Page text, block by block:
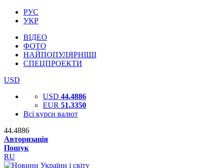
РУС
УКР
ВІДЕО
ФОТО
НАЙПОПУЛЯРНІШІ
СПЕЦПРОЕКТИ
USD
USD 44.4886
EUR 51.3350
Всі курси валют
44.4886
Авторизація
Пошук
RU